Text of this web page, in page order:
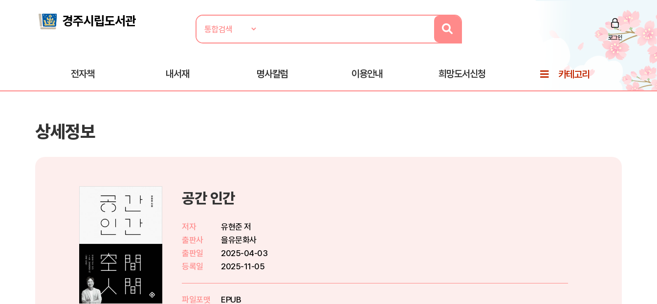
로그인
전자책 내서재 명사칼럼 이용안내 희망도서신청 카테고리
상세정보
공간 인간
저자
유현준 저
출판사
을유문화사
출판일
2025-04-03
등록일
2025-11-05
파일포맷
EPUB